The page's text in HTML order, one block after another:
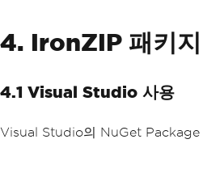
4. IronZIP 패키지
4.1 Visual Studio 사용
Visual Studio의 NuGet Package